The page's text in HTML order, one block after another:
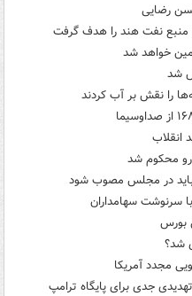
رضایی
منبع نفت هند را هدف گرفت
خواهد شد
شد
را نقش بر آب کردند
انقلاب
باید در مجلس مصوب شود
سرنوشت سهامداران
شد؟
مجدد آمریکا
جدی برای پایگاه ترامپ